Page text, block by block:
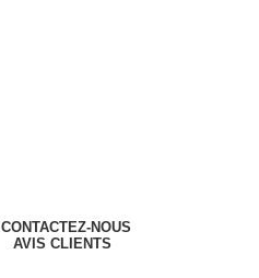
CONTACTEZ-NOUS
AVIS CLIENTS